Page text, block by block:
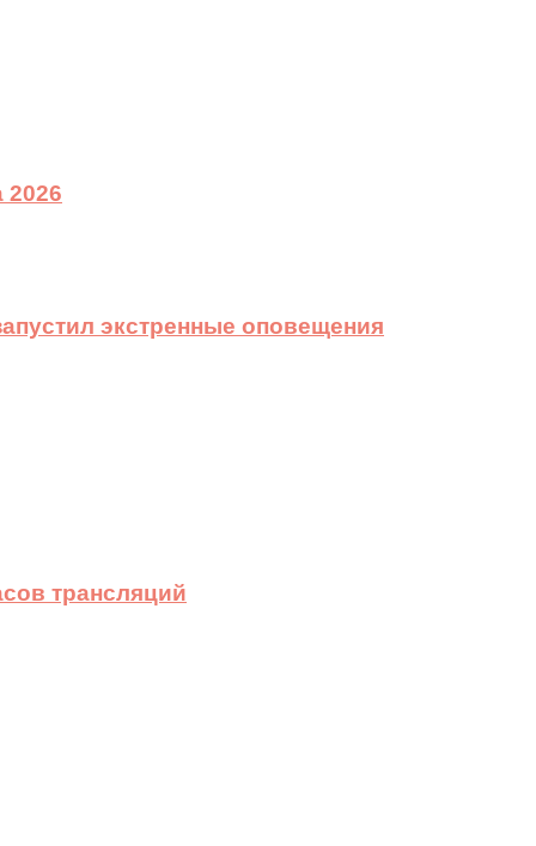
2026
экстренные оповещения
трансляций